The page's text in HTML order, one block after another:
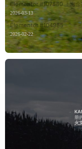
Elementor #107880 上海金
2026-03-13
Elementor #104985
2026-02-22
册
火
蜀